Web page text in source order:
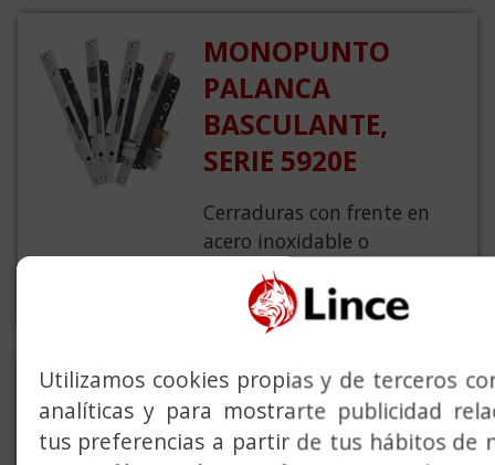
MONOPUNTO
PALANCA
BASCULANTE,
SERIE 5920E
Cerraduras con frente en
acero inoxidable o
esmaltado negro. Para
perfil con canal europeo.
MONOPUNTO
PALANCA
Utilizamos cookies propias y de terceros
analíticas y para mostrarte publicidad
tus preferencias a partir de tus hábitos de